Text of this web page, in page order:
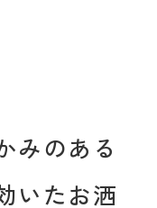
イベント予約
みのある
いたお洒